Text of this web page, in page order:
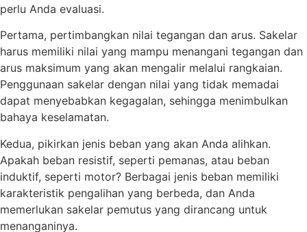
perlu Anda evaluasi.
Pertama, pertimbangkan nilai tegangan dan arus. Sakelar
harus memiliki nilai yang mampu menangani tegangan dan
arus maksimum yang akan mengalir melalui rangkaian.
Penggunaan sakelar dengan nilai yang tidak memadai
dapat menyebabkan kegagalan, sehingga menimbulkan
bahaya keselamatan.
Kedua, pikirkan jenis beban yang akan Anda alihkan.
Apakah beban resistif, seperti pemanas, atau beban
induktif, seperti motor? Berbagai jenis beban memiliki
karakteristik pengalihan yang berbeda, dan Anda
memerlukan sakelar pemutus yang dirancang untuk
menanganinya.